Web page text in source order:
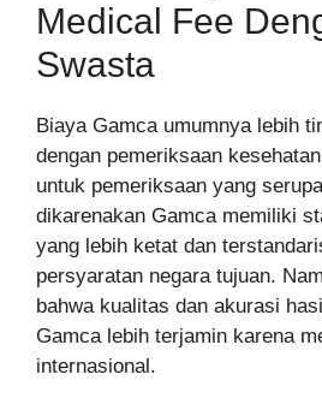
Medical Fee
Swasta
Biaya Gamca umumnya lebih
dengan pemeriksaan
untuk pemeriksaan yang
dikarenakan Gamca memiliki
yang lebih ketat dan
persyaratan negara tujuan.
bahwa kualitas dan akurasi
Gamca lebih terjamin karena
internasional.